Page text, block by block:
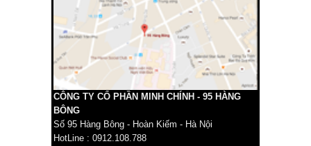
CÔNG TY CỔ PHẦN MINH CHÍNH - 95 HÀNG
BÔNG
Số 95 Hàng Bông - Hoàn Kiếm - Hà Nội
HotLine : 0912.108.788